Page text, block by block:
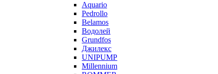
Aquario
Pedrollo
Belamos
Водолей
Grundfos
Джилекс
UNIPUMP
Millennium